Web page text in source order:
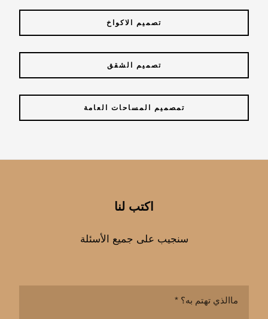
تصميم الاكواخ
تصميم الشقق
تمصميم المساحات العامة
اكتب لنا
سنجيب على جميع الأسئلة